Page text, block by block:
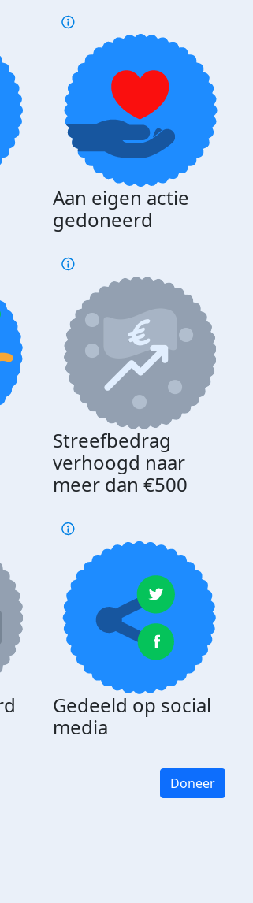
Aan eigen actie
gedoneerd
Streefbedrag
verhoogd naar
meer dan €500
Gedeeld op social
media
Doneer